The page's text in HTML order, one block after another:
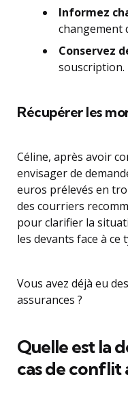
Informez
changement
Conservez
souscription.
Récupérer les
Céline, après avoir
envisager de
euros prélevés en
des courriers
pour clarifier la
les devants face à ce
Vous avez déjà eu
assurances ?
Quelle est la
cas de conflit